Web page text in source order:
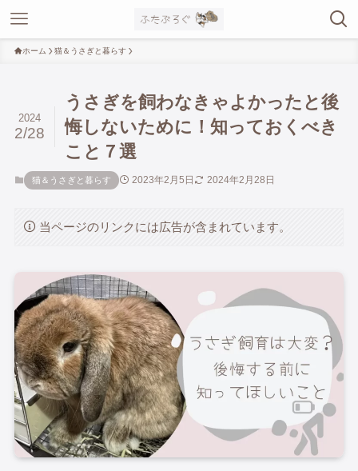
ホーム 猫＆うさぎと暮らす
うさぎを飼わなきゃよかったと後
悔しないために！知っておくべき
こと７選
2024
2/28
猫＆うさぎと暮らす 2023年2月5日 2024年2月28日
当ページのリンクには広告が含まれています。